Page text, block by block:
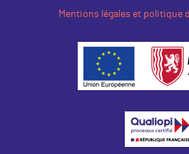
Mentions légales et politique